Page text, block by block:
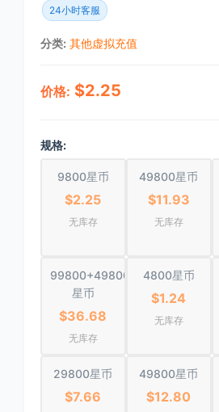
24小时客服
分类: 其他虚拟充值
价格: $2.25
规格:
9800星币
$2.25
无库存
49800星币
$11.93
无库存
99800+49800
星币
$36.68
无库存
4800星币
$1.24
无库存
29800星币
$7.66
49800星币
$12.80